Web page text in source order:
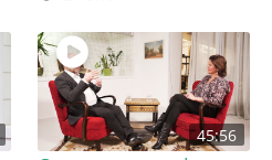
45:56